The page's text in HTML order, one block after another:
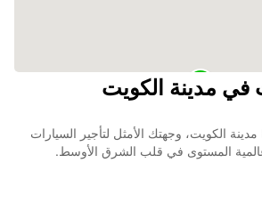
في مدينة الكويت
مرحبًا بك في Europcar مدينة الكويت، وجهتك الأمثل لتأجير السيارات
المستوى في قلب الشرق الأوسط.